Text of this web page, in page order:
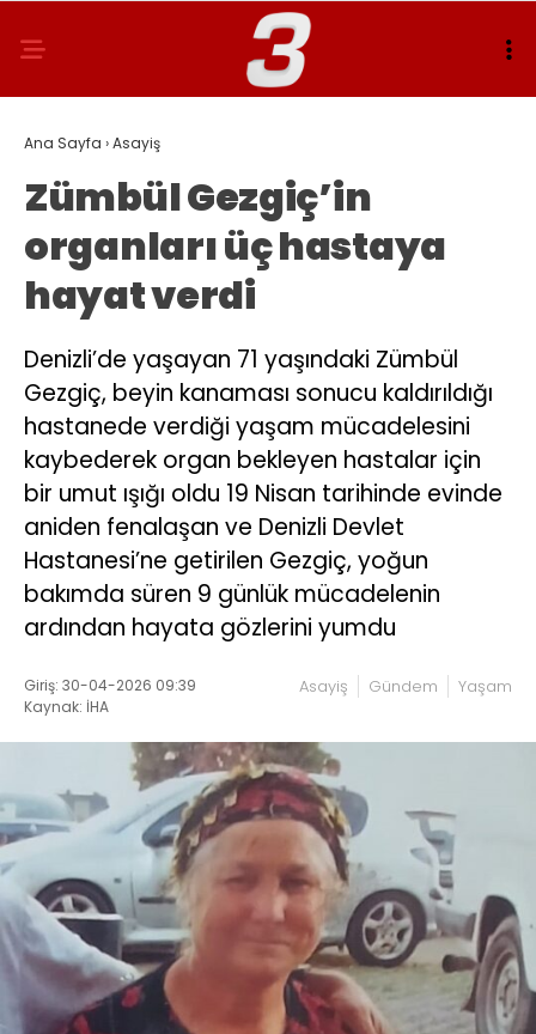
Ana Sayfa ›Asayiş
Zümbül Gezgiç’in
organları üç hastaya
hayat verdi
Denizli’de yaşayan 71 yaşındaki Zümbül
Gezgiç, beyin kanaması sonucu kaldırıldığı
hastanede verdiği yaşam mücadelesini
kaybederek organ bekleyen hastalar için
bir umut ışığı oldu 19 Nisan tarihinde evinde
aniden fenalaşan ve Denizli Devlet
Hastanesi’ne getirilen Gezgiç, yoğun
bakımda süren 9 günlük mücadelenin
ardından hayata gözlerini yumdu
Giriş: 30-04-2026 09:39
Kaynak: İHA
Asayiş Gündem Yaşam